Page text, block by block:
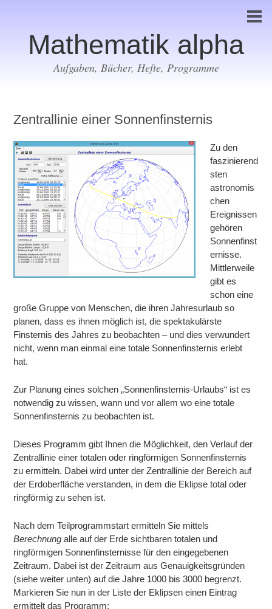
Mathematik alpha
Aufgaben, Bücher, Hefte, Programme
Zentrallinie einer Sonnenfinsternis
Zu den
faszinierend
sten
astronomis
chen
Ereignissen
gehören
Sonnenfinst
ernisse.
Mittlerweile
gibt es
schon eine
große Gruppe von Menschen, die ihren Jahresurlaub so
planen, dass es ihnen möglich ist, die spektakulärste
Finsternis des Jahres zu beobachten – und dies verwundert
nicht, wenn man einmal eine totale Sonnenfinsternis erlebt
hat.
Zur Planung eines solchen „Sonnenfinsternis-Urlaubs“ ist es
notwendig zu wissen, wann und vor allem wo eine totale
Sonnenfinsternis zu beobachten ist.
Dieses Programm gibt Ihnen die Möglichkeit, den Verlauf der
Zentrallinie einer totalen oder ringförmigen Sonnenfinsternis
zu ermitteln. Dabei wird unter der Zentrallinie der Bereich auf
der Erdoberfläche verstanden, in dem die Eklipse total oder
ringförmig zu sehen ist.
Nach dem Teilprogrammstart ermitteln Sie mittels
Berechnungalle auf der Erde sichtbaren totalen und
ringförmigen Sonnenfinsternisse für den eingegebenen
Zeitraum. Dabei ist der Zeitraum aus Genauigkeitsgründen
(siehe weiter unten) auf die Jahre 1000 bis 3000 begrenzt.
Markieren Sie nun in der Liste der Eklipsen einen Eintrag
ermittelt das Programm: